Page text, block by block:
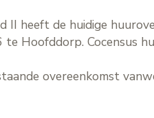
II heeft de huidige
Hoofddorp. Cocensus
overeenkomst